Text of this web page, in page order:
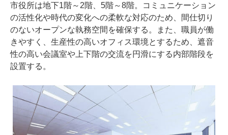
市役所は地下1階～2階、5階～8階。コミュニケーション
の活性化や時代の変化への柔軟な対応のため、間仕切り
のないオープンな執務空間を確保する。また、職員が働
きやすく、生産性の高いオフィス環境とするため、遮音
性の高い会議室や上下階の交流を円滑にする内部階段を
設置する。